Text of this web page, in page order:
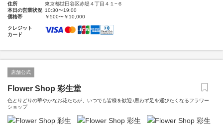
住所
東京都世田谷区赤堤４丁目４１−６
本日の営業状況 10:30〜19:00
価格帯
￥500〜￥10,000
クレジット
カード
店舗公式
Flower Shop 彩生堂
色とりどりの華やかなお花たちが、いつでも皆様を歓迎♪思わず足を運びたくなるフラワー
ショップ